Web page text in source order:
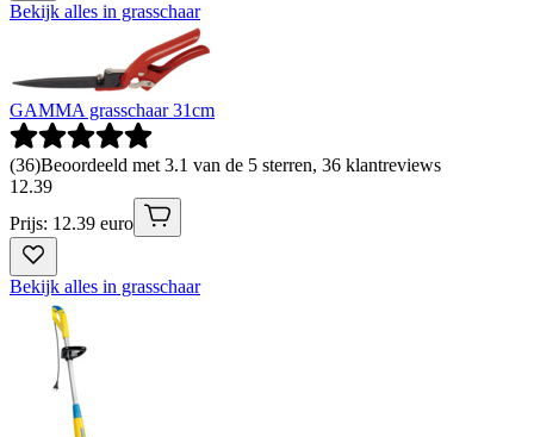
Bekijk alles in grasschaar
GAMMA grasschaar 31cm
(36)Beoordeeld met 3.1 van de 5 sterren, 36 klantreviews
12.39
Prijs: 12.39 euro
Bekijk alles in grasschaar